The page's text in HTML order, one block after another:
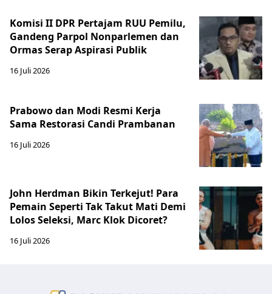
Komisi II DPR Pertajam RUU Pemilu,
Gandeng Parpol Nonparlemen dan
Ormas Serap Aspirasi Publik
16 Juli 2026
Prabowo dan Modi Resmi Kerja
Sama Restorasi Candi Prambanan
16 Juli 2026
John Herdman Bikin Terkejut! Para
Pemain Seperti Tak Takut Mati Demi
Lolos Seleksi, Marc Klok Dicoret?
16 Juli 2026